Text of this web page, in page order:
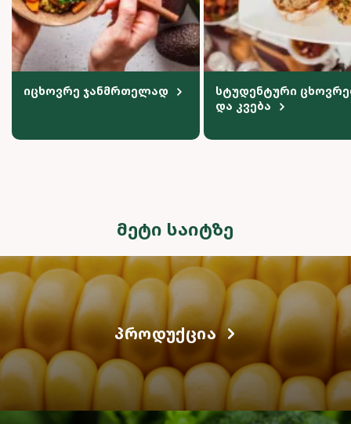
იცხოვრე ჯანმრთელად
სტუდენტური
და კვება
ᲛᲔᲢᲘ ᲡᲐᲘᲢᲖᲔ
ᲞᲠᲝᲓᲣᲥᲪᲘᲐ